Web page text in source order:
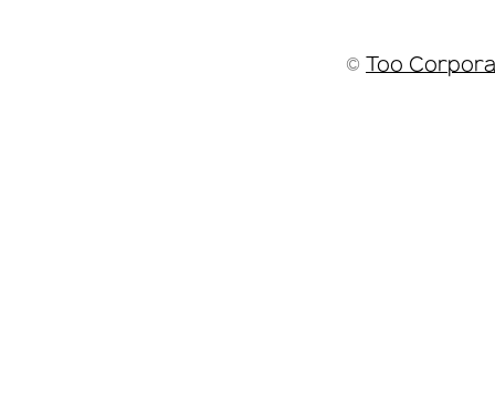
© Too